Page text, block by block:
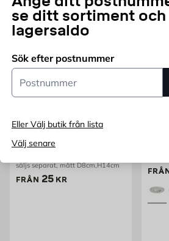
se ditt sortiment och
lagersaldo
Sök efter postnummer
Postnummer
Eller Välj butik från lista
Välj senare
Spotlight
säljs separat, mått D8cm,H14cm
FRÅN Pris 25 kr
25 KR
FRÅN